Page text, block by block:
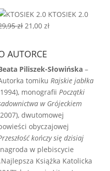
wynosiła:
59,00 zł.
wynosi:
40,00 zł.
KTOSIEK 2.0
zł Pierwotna
29,95 zł.
21,00złAktualna
AUTORCE
Piliszek-Słowińska –
tomikuRajskie jabłka
monografiiPoczątki
w Grójeckiem
dwutomowej
obyczajowej
kończy się dzisiaj
w plebiscycie
Książka Katolicka